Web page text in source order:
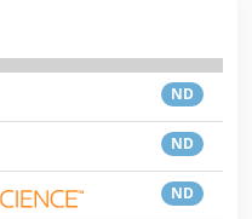
ND
ND
ND